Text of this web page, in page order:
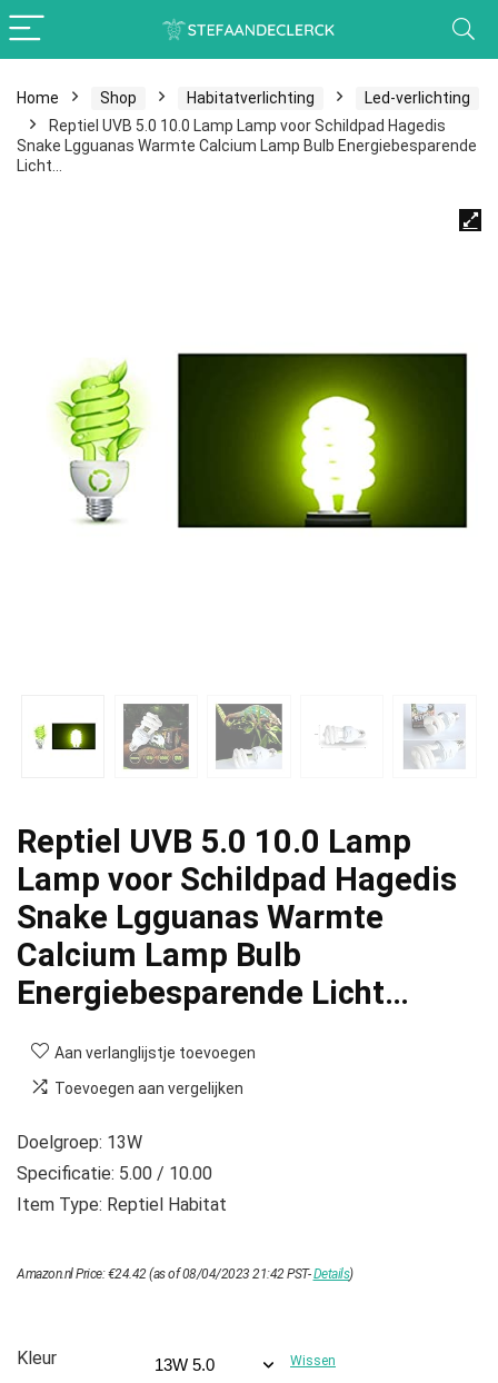
Home Shop Habitatverlichting
Led-verlichting
Reptiel UVB 5.0 10.0 Lamp Lamp voor Schildpad Hagedis
Snake Lgguanas Warmte Calcium Lamp Bulb Energiebesparende
Licht…
Reptiel UVB 5.0 10.0 Lamp
Lamp voor Schildpad Hagedis
Snake Lgguanas Warmte
Calcium Lamp Bulb
Energiebesparende Licht…
Aan verlanglijstje toevoegen
Toevoegen aan vergelijken
Doelgroep: 13W
Specificatie: 5.00 / 10.00
Item Type: Reptiel Habitat
Amazon.nl Price:€24.42 (as of 08/04/2023 21:42 PST-Details)
Kleur Wissen